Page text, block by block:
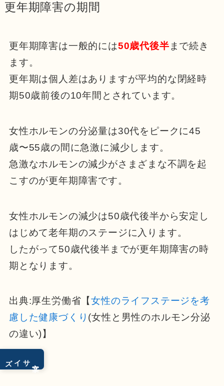
サイズ
更年期障害の期間
更年期障害は一般的には50歳代後半まで続き
ます。
更年期は個人差はありますが平均的な閉経時
期50歳前後の10年間とされています。
女性ホルモンの分泌量は30代をピークに45
歳〜55歳の間に急激に減少します。
急激なホルモンの減少がさまざまな不調を起
こすのが更年期障害です。
女性ホルモンの減少は50歳代後半から安定し
はじめて老年期のステージに入ります。
したがって50歳代後半までが更年期障害の時
期となります。
出典:厚生労働省【女性のライフステージを考
慮した健康づくり (女性と男性のホルモン分泌
の違い)】